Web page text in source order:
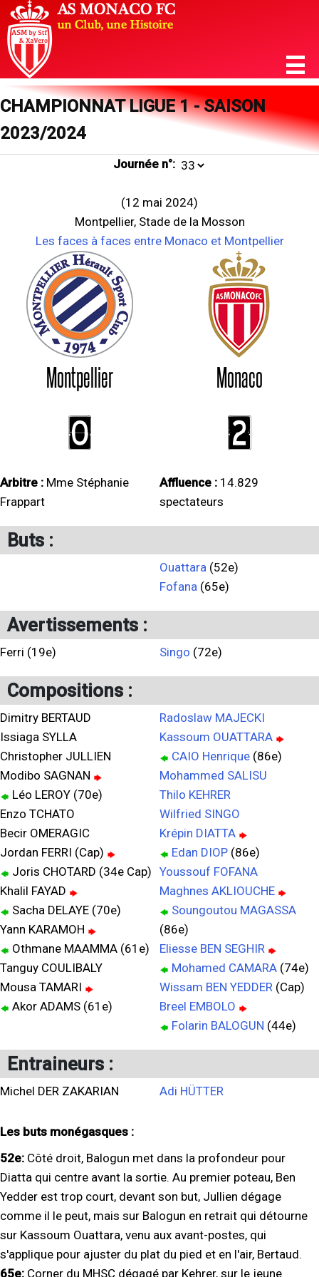
CHAMPIONNAT LIGUE 1 - SAISON
2023/2024
Journée n°:
(12 mai 2024)
Montpellier, Stade de la Mosson
Les faces à faces entre Monaco et Montpellier
Montpellier Monaco
0 2
Arbitre : Mme Stéphanie
Frappart
Affluence : 14.829
spectateurs
Buts :
Ouattara (52e)
Fofana (65e)
Avertissements :
Ferri (19e) Singo (72e)
Compositions :
Dimitry BERTAUD
Issiaga SYLLA
Christopher JULLIEN
Modibo SAGNAN
Léo LEROY (70e)
Enzo TCHATO
Becir OMERAGIC
Jordan FERRI (Cap)
Joris CHOTARD (34e Cap)
Khalil FAYAD
Sacha DELAYE (70e)
Yann KARAMOH
Othmane MAAMMA (61e)
Tanguy COULIBALY
Mousa TAMARI
Akor ADAMS (61e)
Radoslaw MAJECKI
Kassoum OUATTARA
CAIO Henrique (86e)
Mohammed SALISU
Thilo KEHRER
Wilfried SINGO
Krépin DIATTA
Edan DIOP (86e)
Youssouf FOFANA
Maghnes AKLIOUCHE
Soungoutou MAGASSA
(86e)
Eliesse BEN SEGHIR
Mohamed CAMARA (74e)
Wissam BEN YEDDER (Cap)
Breel EMBOLO
Folarin BALOGUN (44e)
Entraineurs :
Michel DER ZAKARIAN Adi HÜTTER
Les buts monégasques :
52e: Côté droit, Balogun met dans la profondeur pour
Diatta qui centre avant la sortie. Au premier poteau, Ben
Yedder est trop court, devant son but, Jullien dégage
comme il le peut, mais sur Balogun en retrait qui détourne
sur Kassoum Ouattara, venu aux avant-postes, qui
s'applique pour ajuster du plat du pied et en l'air, Bertaud.
65e: Corner du MHSC dégagé par Kehrer, sur le jeune